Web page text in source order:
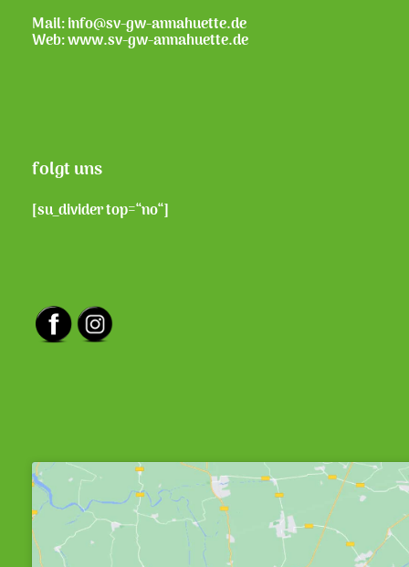
Mail: info@sv-gw-annahuette.de
Web:www.sv-gw-annahuette.de
folgt uns
[su_divider top=“no“]